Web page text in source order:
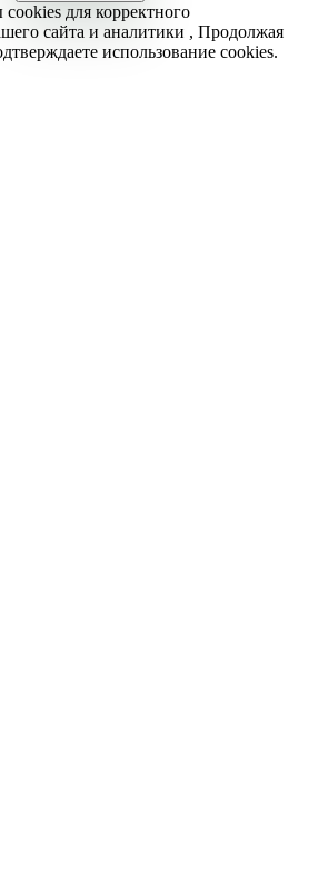
для корректного
сайта и аналитики , Продолжая
использование cookies.